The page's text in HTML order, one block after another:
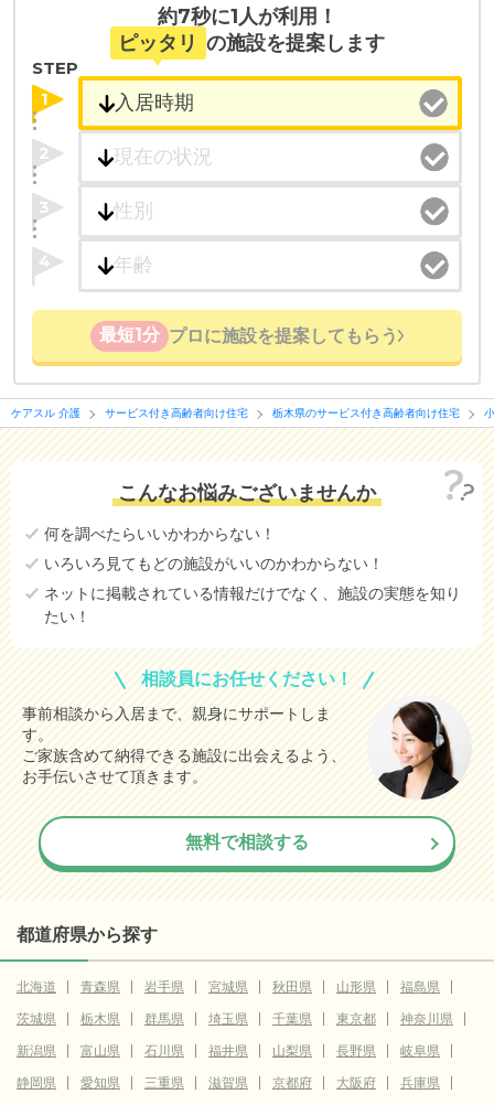
約7秒に1人が利用！
ピッタリ の施設を提案します
STEP
1
2
3
4
最短1分 プロに施設を提案してもらう
ケアスル 介護 サービス付き高齢者向け住宅 栃木県のサービス付き高齢者向け住宅
こんなお悩みございませんか
何を調べたらいいかわからない！
いろいろ見てもどの施設がいいのかわからない！
ネットに掲載されている情報だけでなく、施設の実態を知り
たい！
相談員にお任せください！
事前相談から入居まで、親身にサポートしま
す。
ご家族含めて納得できる施設に出会えるよう、
お手伝いさせて頂きます。
無料で相談する
都道府県から探す
北海道 青森県 岩手県 宮城県 秋田県 山形県
福島県
茨城県
栃木県 群馬県 埼玉県 千葉県 東京都
神奈川県
新潟県
富山県 石川県 福井県 山梨県 長野県
岐阜県
静岡県
愛知県 三重県 滋賀県 京都府 大阪府
兵庫県